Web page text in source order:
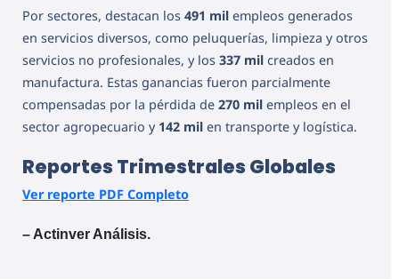
Por sectores, destacan los 491 mil empleos generados
en servicios diversos, como peluquerías, limpieza y otros
servicios no profesionales, y los 337 mil creados en
manufactura. Estas ganancias fueron parcialmente
compensadas por la pérdida de 270 mil empleos en el
sector agropecuario y 142 mil en transporte y logística.
Reportes Trimestrales Globales
Ver reporte PDF Completo
– Actinver Análisis.